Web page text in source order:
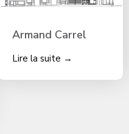
Armand Carrel
Lire la suite →